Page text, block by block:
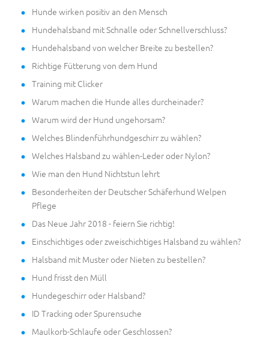
Hunde wirken positiv an den Mensch
Hundehalsband mit Schnalle oder Schnellverschluss?
Hundehalsband von welcher Breite zu bestellen?
Richtige Fütterung von dem Hund
Training mit Clicker
Warum machen die Hunde alles durcheinader?
Warum wird der Hund ungehorsam?
Welches Blindenführhundgeschirr zu wählen?
Welches Halsband zu wählen-Leder oder Nylon?
Wie man den Hund Nichtstun lehrt
Besonderheiten der Deutscher Schäferhund Welpen
Pflege
Das Neue Jahr 2018 - feiern Sie richtig!
Einschichtiges oder zweischichtiges Halsband zu wählen?
Halsband mit Muster oder Nieten zu bestellen?
Hund frisst den Müll
Hundegeschirr oder Halsband?
ID Tracking oder Spurensuche
Maulkorb-Schlaufe oder Geschlossen?